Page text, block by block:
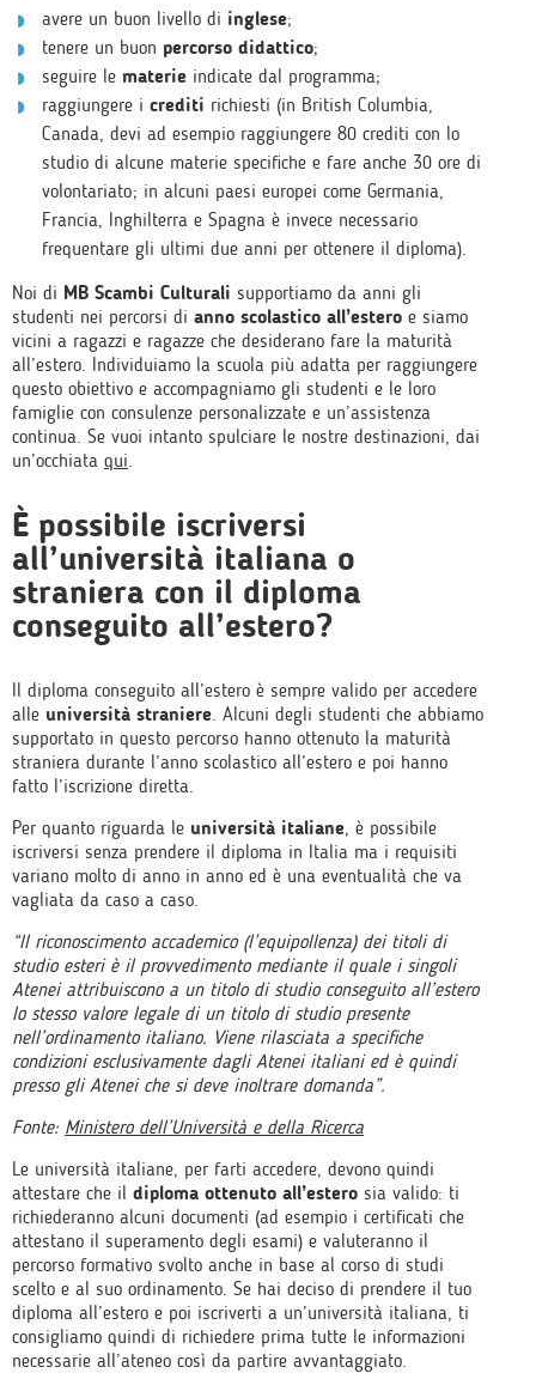
avere un buon livello di inglese;
tenere un buon percorso didattico;
seguire le materie indicate dal programma;
raggiungere i crediti richiesti (in British Columbia,
Canada, devi ad esempio raggiungere 80 crediti con lo
studio di alcune materie specifiche e fare anche 30 ore di
volontariato; in alcuni paesi europei come Germania,
Francia, Inghilterra e Spagna è invece necessario
frequentare gli ultimi due anni per ottenere il diploma).
Noi di MB Scambi Culturali supportiamo da anni gli
studenti nei percorsi di anno scolastico all’estero e siamo
vicini a ragazzi e ragazze che desiderano fare la maturità
all’estero. Individuiamo la scuola più adatta per raggiungere
questo obiettivo e accompagniamo gli studenti e le loro
famiglie con consulenze personalizzate e un’assistenza
continua. Se vuoi intanto spulciare le nostre destinazioni, dai
un’occhiata qui.
È possibile iscriversi
all’università italiana o
straniera con il diploma
conseguito all’estero?
Il diploma conseguito all’estero è sempre valido per accedere
alle università straniere. Alcuni degli studenti che abbiamo
supportato in questo percorso hanno ottenuto la maturità
straniera durante l’anno scolastico all’estero e poi hanno
fatto l’iscrizione diretta.
Per quanto riguarda le università italiane, è possibile
iscriversi senza prendere il diploma in Italia ma i requisiti
variano molto di anno in anno ed è una eventualità che va
vagliata da caso a caso.
“Il riconoscimento accademico (l’equipollenza) dei titoli di
studio esteri è il provvedimento mediante il quale i singoli
Atenei attribuiscono a un titolo di studio conseguito all’estero
lo stesso valore legale di un titolo di studio presente
nell’ordinamento italiano. Viene rilasciata a specifiche
condizioni esclusivamente dagli Atenei italiani ed è quindi
presso gli Atenei che si deve inoltrare domanda”.
Fonte: Ministero dell’Università e della Ricerca
Le università italiane, per farti accedere, devono quindi
attestare che il diploma ottenuto all’estero sia valido: ti
richiederanno alcuni documenti (ad esempio i certificati che
attestano il superamento degli esami) e valuteranno il
percorso formativo svolto anche in base al corso di studi
scelto e al suo ordinamento. Se hai deciso di prendere il tuo
diploma all’estero e poi iscriverti a un’università italiana, ti
consigliamo quindi di richiedere prima tutte le informazioni
necessarie all’ateneo così da partire avvantaggiato.